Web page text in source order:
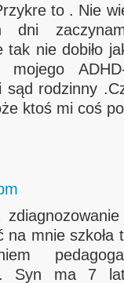
to . Nie
nie dobiło
sąd rodzinny
ktoś mi coś
mnie szkoła
Syn ma 7